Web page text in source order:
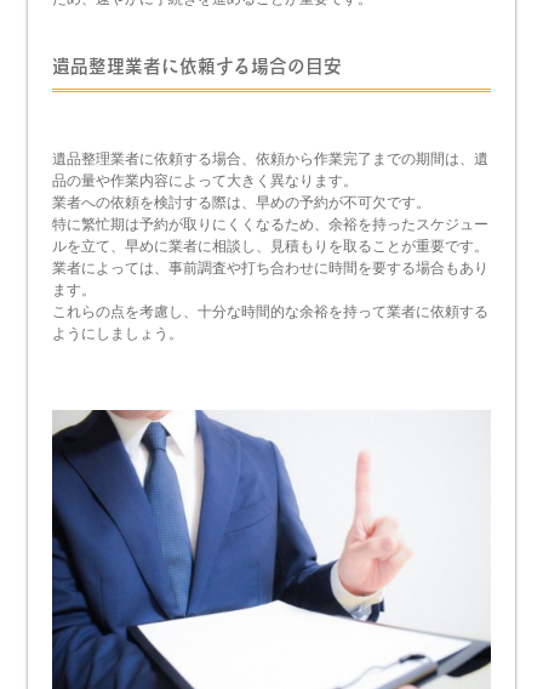
遺品整理業者に依頼する場合の目安
遺品整理業者に依頼する場合、依頼から作業完了までの期間は、遺
品の量や作業内容によって大きく異なります。
業者への依頼を検討する際は、早めの予約が不可欠です。
特に繁忙期は予約が取りにくくなるため、余裕を持ったスケジュー
ルを立て、早めに業者に相談し、見積もりを取ることが重要です。
業者によっては、事前調査や打ち合わせに時間を要する場合もあり
ます。
これらの点を考慮し、十分な時間的な余裕を持って業者に依頼する
ようにしましょう。